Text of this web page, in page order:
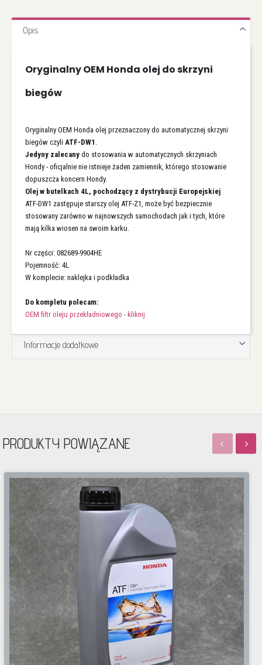
Opis
Oryginalny OEM Honda olej do skrzyni
biegów
Oryginalny OEM Honda olej przeznaczony do automatycznej skrzyni
biegów czyli ATF-DW1
Jedyny zalecany do stosowania w automatycznych skrzyniach
Hondy - oficjalnie nie istnieje żaden zamiennik, którego stosowanie
dopuszcza koncern Hondy.
Olej w butelkach 4L, pochodzący z dystrybucji Europejskiej
ATF-DW1 zastępuje starszy olej ATF-Z1, może być bezpiecznie
stosowany zarówno w najnowszych samochodach jak i tych, które
mają kilka wiosen na swoim karku.
Nr części: 082689-9904HE
Pojemność: 4L
W komplecie: naklejka i podkładka
Do kompletu polecam:
OEM filtr oleju przekładniowego - kliknij
Informacje dodatkowe
PRODUKTY POWIĄZANE